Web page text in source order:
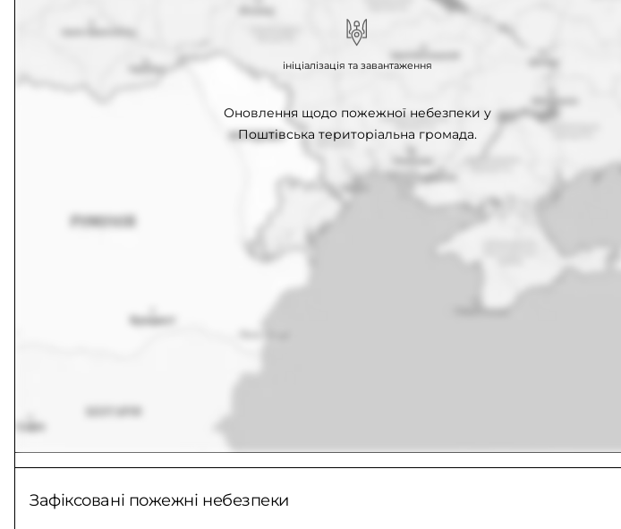
Оновлення щодо пожежної небезпеки у
Поштівська територіальна громада.
ініціалізація та завантаження
Зафіксовані пожежні небезпеки